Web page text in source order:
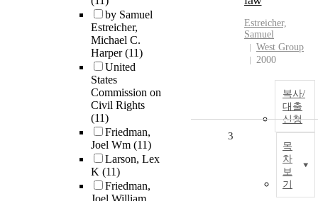
by Samuel
Estreicher,
Michael C.
Harper(11)
United
States
Commission on
Civil Rights
(11)
Friedman,
Joel Wm (11)
Larson, Lex
K (11)
Friedman,
Estreicher,
Samuel
West Group
2000
복사/
대출
신청
목
차
보
기
3